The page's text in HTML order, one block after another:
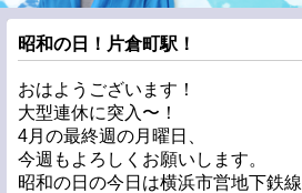
昭和の日！片倉町駅！
おはようございます！
大型連休に突入〜！
4月の最終週の月曜日、
今週もよろしくお願いします。
昭和の日の今日は横浜市営地下鉄線